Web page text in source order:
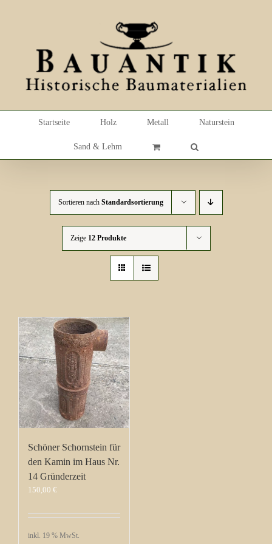
Startseite Holz Metall Naturstein
Sand & Lehm
Sortieren nach Standardsortierung
Zeige 12 Produkte
Schöner Schornstein für
den Kamin im Haus Nr.
14 Gründerzeit
150,00 €
inkl. 19 % MwSt.